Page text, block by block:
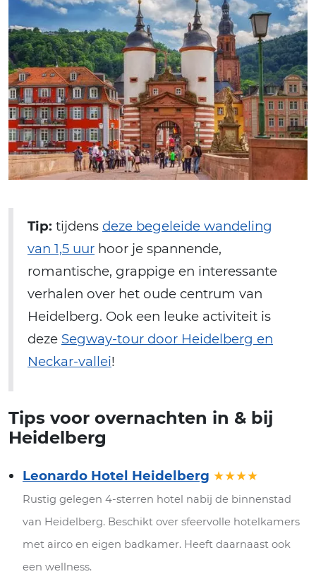
Tip: tijdens deze begeleide wandeling
van 1,5 uur hoor je spannende,
romantische, grappige en interessante
verhalen over het oude centrum van
Heidelberg. Ook een leuke activiteit is
deze Segway-tour door Heidelberg en
Neckar-vallei!
Tips voor overnachten in & bij
Heidelberg
Leonardo Hotel Heidelberg ★★★★
Rustig gelegen 4-sterren hotel nabij de binnenstad
van Heidelberg. Beschikt over sfeervolle hotelkamers
met airco en eigen badkamer. Heeft daarnaast ook
een wellness.